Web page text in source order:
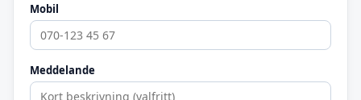
Mobil
Meddelande